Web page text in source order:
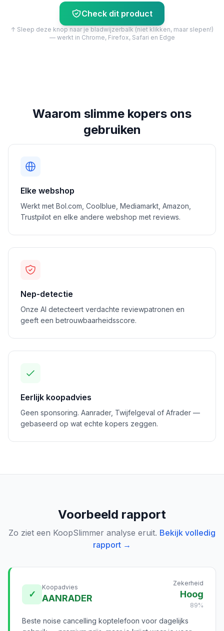
Check dit product
↑ Sleep deze knop naar je bladwijzerbalk (niet klikken, maar slepen!)
— werkt in Chrome, Firefox, Safari en Edge
Waarom slimme kopers ons
gebruiken
Elke webshop
Werkt met Bol.com, Coolblue, Mediamarkt, Amazon,
Trustpilot en elke andere webshop met reviews.
Nep-detectie
Onze AI detecteert verdachte reviewpatronen en
geeft een betrouwbaarheidsscore.
Eerlijk koopadvies
Geen sponsoring. Aanrader, Twijfelgeval of Afrader —
gebaseerd op wat echte kopers zeggen.
Voorbeeld rapport
Zo ziet een KoopSlimmer analyse eruit. Bekijk volledig
rapport →
✓
Koopadvies
AANRADER
Zekerheid
Hoog
89%
Beste noise cancelling koptelefoon voor dagelijks